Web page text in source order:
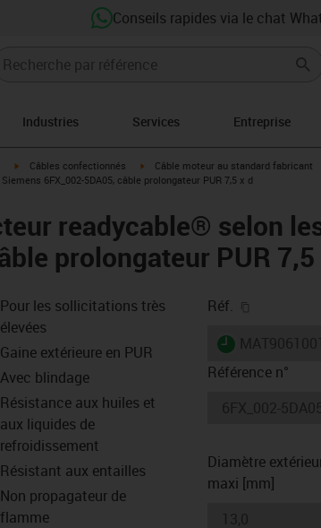
Conseils rapides via le chat
Industries Services Entreprise
igus-icon-arrow-right
Câbles confectionnés igus-icon-arrow-right
Câble moteur au standard fabricant
6FX_002-5DA05, câble prolongateur PUR 7,5 x d
readycable® selon
prolongateur PUR 7,5
icon-lupe
Pour les sollicitations très
élevées
Gaine extérieure en PUR
Avec blindage
Résistance aux huiles et
aux liquides de
refroidissement
Résistant aux entailles
Non propagateur de
flamme
Réf.
igus-icon-
Référence n°
Diamètre
maxi [mm]